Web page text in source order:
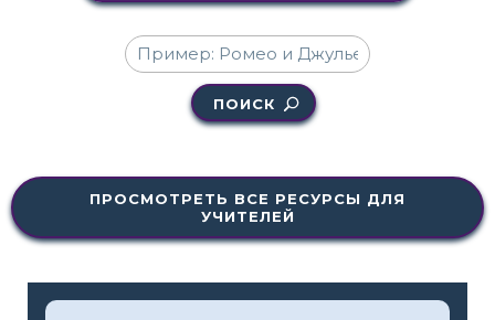
ПОИСК
ПРОСМОТРЕТЬ ВСЕ РЕСУРСЫ ДЛЯ
УЧИТЕЛЕЙ